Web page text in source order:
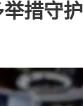
措守护